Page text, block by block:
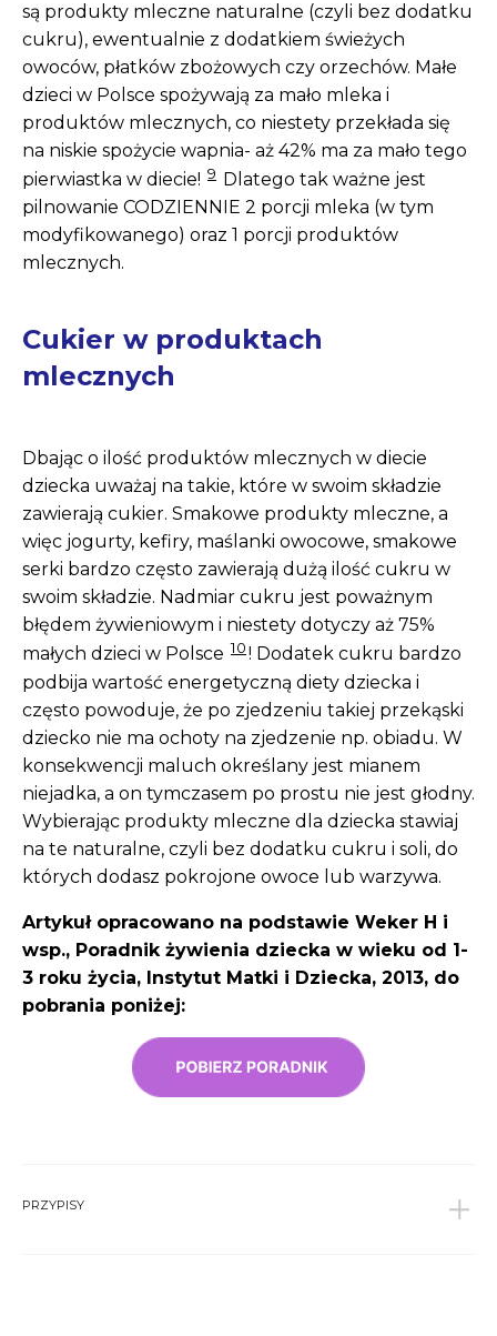
są produkty mleczne naturalne (czyli bez dodatku
cukru), ewentualnie z dodatkiem świeżych
owoców, płatków zbożowych czy orzechów. Małe
dzieci w Polsce spożywają za mało mleka i
produktów mlecznych, co niestety przekłada się
na niskie spożycie wapnia- aż 42% ma za mało tego
pierwiastka w diecie! 9
Dlatego tak ważne jest
pilnowanie CODZIENNIE 2 porcji mleka (w tym
modyfikowanego) oraz 1 porcji produktów
mlecznych.
Cukier w produktach
mlecznych
Dbając o ilość produktów mlecznych w diecie
dziecka uważaj na takie, które w swoim składzie
zawierają cukier. Smakowe produkty mleczne, a
więc jogurty, kefiry, maślanki owocowe, smakowe
serki bardzo często zawierają dużą ilość cukru w
swoim składzie. Nadmiar cukru jest poważnym
błędem żywieniowym i niestety dotyczy aż 75%
małych dzieci w Polsce 10! Dodatek cukru bardzo
podbija wartość energetyczną diety dziecka i
często powoduje, że po zjedzeniu takiej przekąski
dziecko nie ma ochoty na zjedzenie np. obiadu. W
konsekwencji maluch określany jest mianem
niejadka, a on tymczasem po prostu nie jest głodny.
Wybierając produkty mleczne dla dziecka stawiaj
na te naturalne, czyli bez dodatku cukru i soli, do
których dodasz pokrojone owoce lub warzywa.
Artykuł opracowano na podstawie Weker H i
wsp., Poradnik żywienia dziecka w wieku od 1-
3 roku życia, Instytut Matki i Dziecka, 2013, do
pobrania poniżej:
PRZYPISY